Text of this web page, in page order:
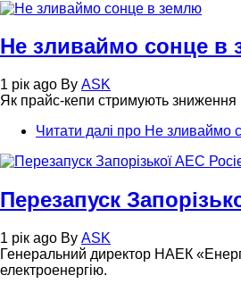
Не зливаймо сонце в
1 рік ago By ASK
Як прайс-кепи стримують зниження
Читати далі про Не зливаймо
Перезапуск
1 рік ago By ASK
Генеральний директор НАЕК
електроенергію.